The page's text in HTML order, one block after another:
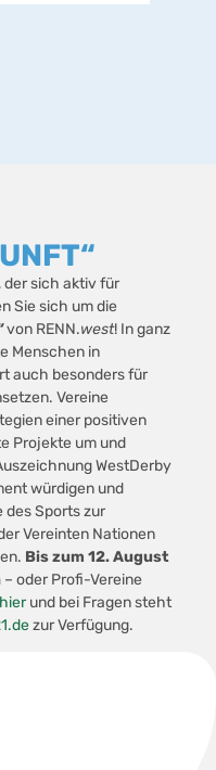
der sich aktiv für
Sie sich um die
von RENN.west! In ganz
Menschen in
auch besonders für
Vereine
einer positiven
Projekte um und
WestDerby
würdigen und
des Sports zur
Vereinten Nationen
Bis zum 12. August
– oder Profi-Vereine
hierund bei Fragen steht
zur Verfügung.